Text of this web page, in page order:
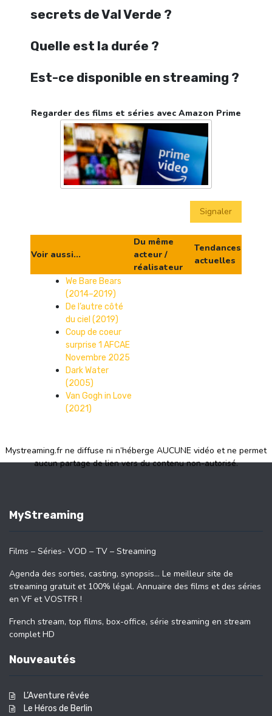
secrets de Val Verde ?
Quelle est la durée ?
Est-ce disponible en streaming ?
Regarder des films et séries avec Amazon Prime
Signaler
Voir aussi...
Du même
acteur /
réalisateur
Tendances
actuelles
We Bare Bears
(2014–2019)
De l’autre côté
du ciel (2019)
Coup de coeur
surprise 1 AFCAE
Novembre 2025
Dark Water
(2005)
Van Gogh in Love
(2021)
Mystreaming.fr ne diffuse ni n’héberge AUCUNE vidéo et ne permet
aucun partage de lien vers du contenu non-autorisé.
MyStreaming
Films – Séries- VOD – TV – Streaming
Agenda des sorties, casting, synopsis… Le meilleur site de
streaming gratuit et 100% légal. Annuaire des films et des séries
en VF et VOSTFR !
French stream, top films, box-office, série streaming en stream
complet HD
Nouveautés
L’Aventure rêvée
Le Héros de Berlin